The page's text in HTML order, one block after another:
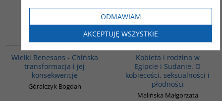
BESTSELLER
Wielki Renesans - Chińska
transformacja i jej
konsekwencje
Góralczyk Bogdan
BESTSELLER BESTSELLER
Kobieta i rodzina w
Egipcie i Sudanie. O
kobiecości, seksualności i
płodności
Malińska Małgorzata
ODMAWIAM
AKCEPTUJĘ WSZYSTKIE